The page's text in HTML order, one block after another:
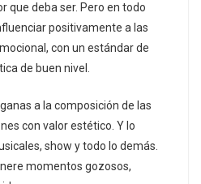
que deba ser. Pero en todo
positivamente a las
con un estándar de
de buen nivel.
a la composición de las
con valor estético. Y lo
show y todo lo demás.
momentos gozosos,